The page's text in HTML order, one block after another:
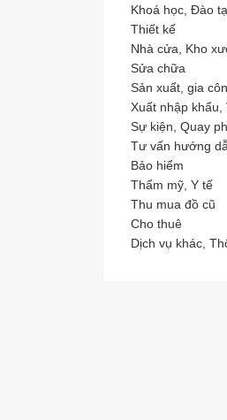
Khoá học, Đào
Thiết kế
Nhà cửa, Kho
Sửa chữa
Sản xuất, gia
Xuất nhập khẩu,
Sự kiện, Quay
Tư vấn hướng
Bảo hiểm
Thẩm mỹ, Y tế
Thu mua đồ cũ
Cho thuê
Dịch vụ khác,